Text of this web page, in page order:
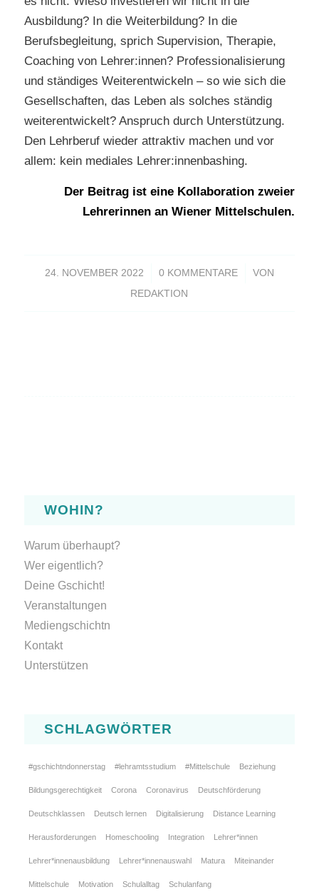
Ausbildung? In die Weiterbildung? In die
Berufsbegleitung, sprich Supervision, Therapie,
Coaching von Lehrer:innen? Professionalisierung
und ständiges Weiterentwickeln – so wie sich die
Gesellschaften, das Leben als solches ständig
weiterentwickelt? Anspruch durch Unterstützung.
Den Lehrberuf wieder attraktiv machen und vor
allem: kein mediales Lehrer:innenbashing.
Der Beitrag ist eine Kollaboration zweier
Lehrerinnen an Wiener Mittelschulen.
24. NOVEMBER 2022
/ 0 KOMMENTARE
/
VON
REDAKTION
WOHIN?
Warum überhaupt?
Wer eigentlich?
Deine Gschicht!
Veranstaltungen
Mediengschichtn
Kontakt
Unterstützen
SCHLAGWÖRTER
#gschichtndonnerstag #lehramtsstudium #Mittelschule Beziehung
Bildungsgerechtigkeit Corona Coronavirus Deutschförderung
Deutschklassen Deutsch lernen Digitalisierung Distance Learning
Herausforderungen Homeschooling Integration Lehrer*innen
Lehrer*innenausbildung Lehrer*innenauswahl Matura Miteinander
Mittelschule Motivation Schulalltag Schulanfang